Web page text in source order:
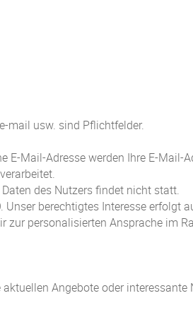
mail usw. sind Pflichtfelder.
Mail-Adresse werden Ihre E-
des Nutzers findet nicht statt.
berechtigtes Interesse erfolgt
personalisierten Ansprache im
Angebote oder